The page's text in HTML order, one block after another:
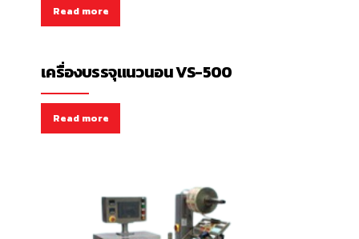
Read more
เครื่องบรรจุแนวนอน VS-500
Read more